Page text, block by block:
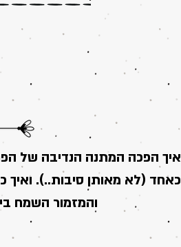
איך הפכה המתנה הנדיבה של
כאחד (לא מאותן סיבות..).
והמזמור השמח